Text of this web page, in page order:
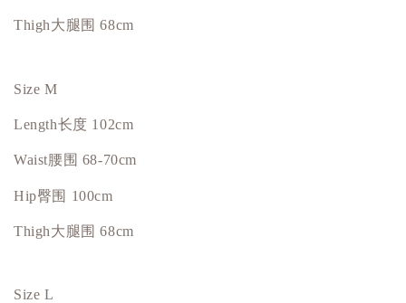
Thigh大腿围 68cm
Size M
Length长度 102cm
Waist腰围 68-70cm
Hip臀围 100cm
Thigh大腿围 68cm
Size L